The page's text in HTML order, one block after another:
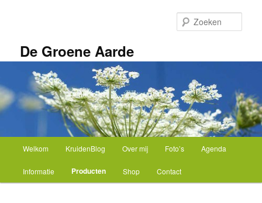
inhoudDe Groene Aarde
Welkom KruidenBlog Over mij Foto’s Agenda
Informatie Producten Shop Contact